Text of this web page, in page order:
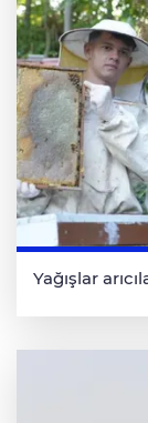
Yağışlar